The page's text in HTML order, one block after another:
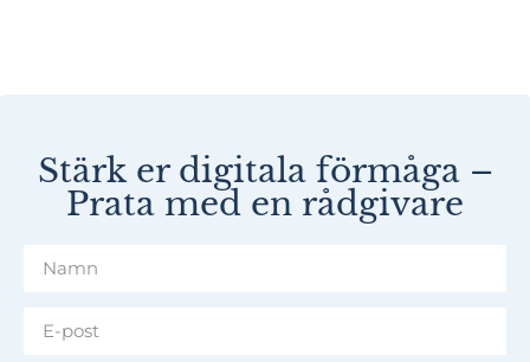
Stärk er digitala förmåga –
Prata med en rådgivare